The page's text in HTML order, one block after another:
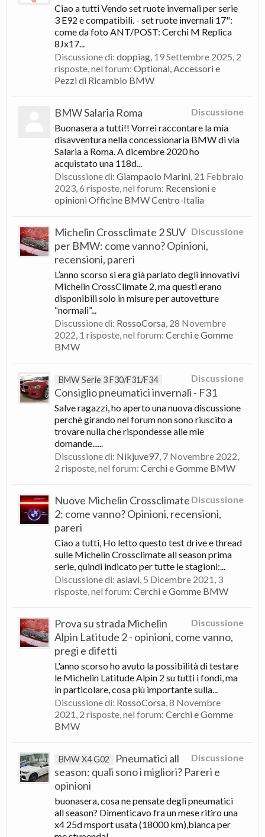
Ciao a tutti Vendo set ruote invernali per serie
3 E92 e compatibili. - set ruote invernali 17":
come da foto ANT/POST: Cerchi M Replica
8Jx17...
Discussione di: doppiag, 19 Settembre 2025, 2
risposte, nel forum: Optional, Accessori e
Pezzi di Ricambio BMW
Discussione
BMW Salaria Roma
Buonasera a tutti!! Vorrei raccontare la mia
disavventura nella concessionaria BMW di via
Salaria a Roma. A dicembre 2020 ho
acquistato una 118d...
Discussione di: Giampaolo Marini, 21 Febbraio
2023, 6 risposte, nel forum: Recensioni e
opinioni Officine BMW Centro-Italia
Discussione
Michelin Crossclimate 2 SUV
per BMW: come vanno? Opinioni,
recensioni, pareri
L’anno scorso si era già parlato degli innovativi
Michelin CrossClimate 2, ma questi erano
disponibili solo in misure per autovetture
“normali”...
Discussione di: RossoCorsa, 28 Novembre
2022, 1 risposte, nel forum: Cerchi e Gomme
BMW
Discussione
BMW Serie 3 F30/F31/F34
Consiglio pneumatici invernali - F31
Salve ragazzi, ho aperto una nuova discussione
perchè girando nel forum non sono riuscito a
trovare nulla che rispondesse alle mie
domande......
Discussione di: Nikjuve97, 7 Novembre 2022,
2 risposte, nel forum: Cerchi e Gomme BMW
Discussione
Nuove Michelin Crossclimate
2: come vanno? Opinioni, recensioni,
pareri
Ciao a tutti, Ho letto questo test drive e thread
sulle Michelin Crossclimate all season prima
serie, quindi indicato per tutte le stagioni:...
Discussione di: aslavi, 5 Dicembre 2021, 3
risposte, nel forum: Cerchi e Gomme BMW
Discussione
Prova su strada Michelin
Alpin Latitude 2 - opinioni, come vanno,
pregi e difetti
L'anno scorso ho avuto la possibilità di testare
le Michelin Latitude Alpin 2 su tutti i fondi, ma
in particolare, cosa più importante sulla...
Discussione di: RossoCorsa,8 Novembre
2021, 2 risposte, nel forum: Cerchi e Gomme
BMW
Discussione
BMW X4 G02
Pneumatici all
season: quali sono i migliori? Pareri e
opinioni
buonasera, cosa ne pensate degli pneumatici
all season? Dimenticavo fra un mese ritiro una
x4 25d msport usata (18000 km),bianca per